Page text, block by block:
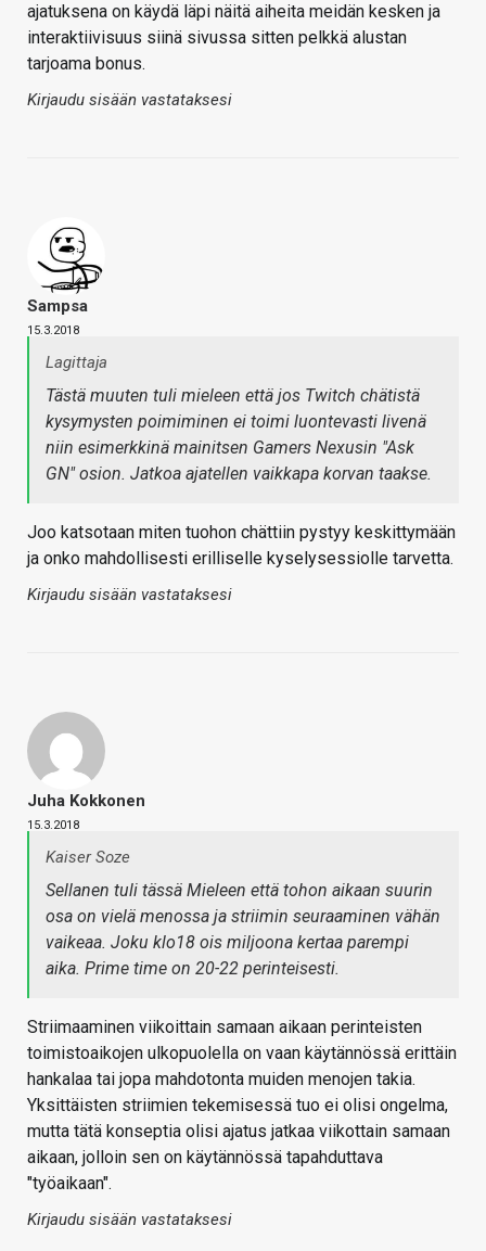
ajatuksena on käydä läpi näitä aiheita meidän kesken ja
interaktiivisuus siinä sivussa sitten pelkkä alustan
tarjoama bonus.
Kirjaudu sisään vastataksesi
Sampsa
15.3.2018
Lagittaja
Tästä muuten tuli mieleen että jos Twitch chätistä
kysymysten poimiminen ei toimi luontevasti livenä
niin esimerkkinä mainitsen Gamers Nexusin "Ask
GN" osion. Jatkoa ajatellen vaikkapa korvan taakse.
Joo katsotaan miten tuohon chättiin pystyy keskittymään
ja onko mahdollisesti erilliselle kyselysessiolle tarvetta.
Kirjaudu sisään vastataksesi
Juha Kokkonen
15.3.2018
Kaiser Soze
Sellanen tuli tässä Mieleen että tohon aikaan suurin
osa on vielä menossa ja striimin seuraaminen vähän
vaikeaa. Joku klo18 ois miljoona kertaa parempi
aika. Prime time on 20-22 perinteisesti.
Striimaaminen viikoittain samaan aikaan perinteisten
toimistoaikojen ulkopuolella on vaan käytännössä erittäin
hankalaa tai jopa mahdotonta muiden menojen takia.
Yksittäisten striimien tekemisessä tuo ei olisi ongelma,
mutta tätä konseptia olisi ajatus jatkaa viikottain samaan
aikaan, jolloin sen on käytännössä tapahduttava
"työaikaan".
Kirjaudu sisään vastataksesi